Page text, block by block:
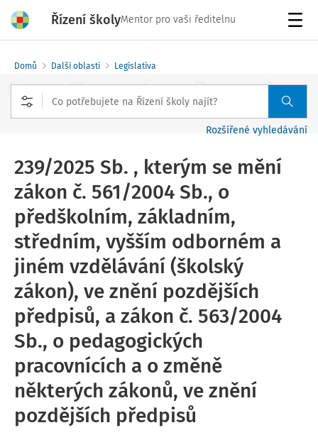
Řízení školyMentor pro vaši ředitelnu
Domů Další oblasti Legislativa
Rozšířené vyhledávání
239/2025 Sb. , kterým se mění
zákon č. 561/2004 Sb., o
předškolním, základním,
středním, vyšším odborném a
jiném vzdělávání (školský
zákon), ve znění pozdějších
předpisů, a zákon č. 563/2004
Sb., o pedagogických
pracovnících a o změně
některých zákonů, ve znění
pozdějších předpisů